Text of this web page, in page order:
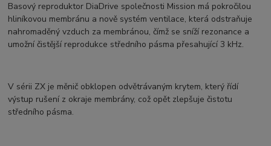
Basový reproduktor DiaDrive společnosti Mission má pokročilou
hliníkovou membránu a nově systém ventilace, která odstraňuje
nahromaděný vzduch za membránou, čímž se sníží rezonance a
umožní čistější reprodukce středního pásma přesahující 3 kHz.
V sérii ZX je měnič obklopen odvětrávaným krytem, který řídí
výstup rušení z okraje membrány, což opět zlepšuje čistotu
středního pásma.